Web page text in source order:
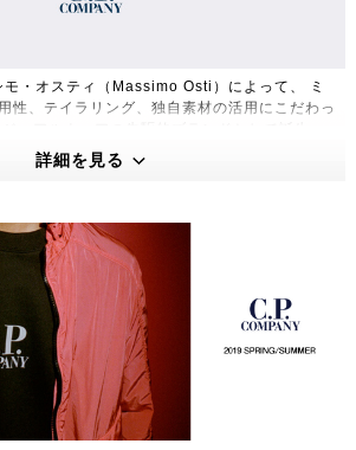
・オスティ（Massimo Osti）によって、 ミ
性、テイラリング、独自素材の活用にこだわっ
Company ブランドを買収し、新生 C.P.
洗練されたデザインと独特の色彩をもつ真の大
詳細を見る